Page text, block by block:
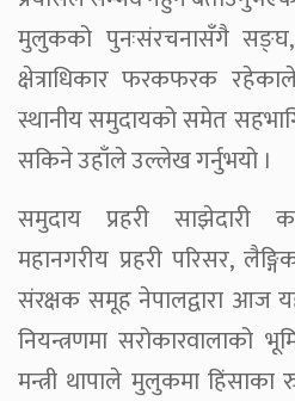
मुलुकको पुनःसंरचनासँगै
क्षेत्राधिकार फरकफरक
स्थानीय समुदायको समेत
सकिने उहाँले उल्लेख गर्नुभयो ।
समुदाय प्रहरी साझेदारी
महानगरीय प्रहरी परिसर,
संरक्षक समूह नेपालद्वारा आज
नियन्त्रणमा सरोकारवालाको
मन्त्री थापाले मुलुकमा